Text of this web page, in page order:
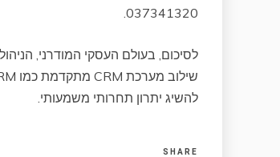
037341320.
לסיכום, בעולם העסקי המודרני,
להשיג יתרון תחרותי משמעותי.
SHARE